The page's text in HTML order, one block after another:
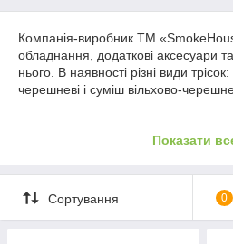
Компанія-виробник ТМ
обладнання, додаткові аксесуари
нього. В наявності різні види трісок:
черешневі і суміш вільхово-
Вибір сорту
запашних трав, поєднання
(плодового) дерева.
Нейтральними породами
Показати
Сортування 0